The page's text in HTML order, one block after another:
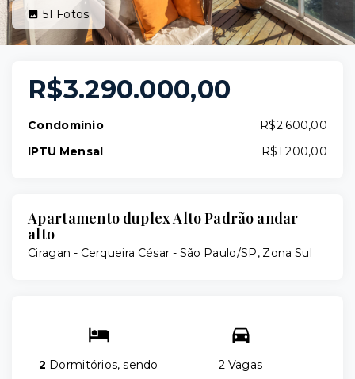
51 Fotos
R$3.290.000,00
Condomínio
R$2.600,00
IPTU Mensal
R$1.200,00
Apartamento duplex Alto Padrão andar
alto
Ciragan - Cerqueira César - São Paulo/SP, Zona Sul
2 Dormitórios, sendo
2 Vagas